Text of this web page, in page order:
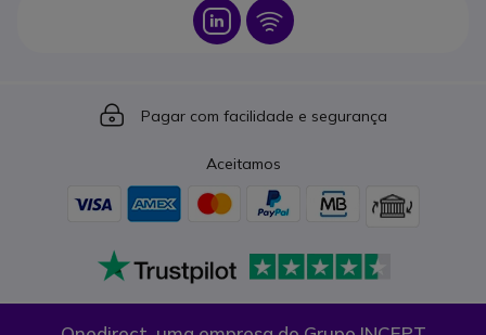
Icon Icon
Icon
Pagar com facilidade e segurança
Aceitamos